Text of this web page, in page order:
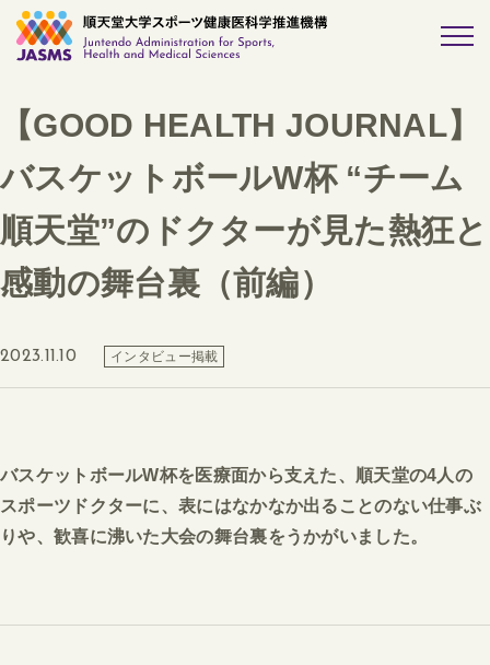
【GOOD HEALTH JOURNAL】
バスケットボールW杯 “チーム
順天堂”のドクターが見た熱狂と
感動の舞台裏（前編）
2023.11.10 インタビュー掲載
バスケットボールW杯を医療面から支えた、順天堂の4人の
スポーツドクターに、表にはなかなか出ることのない仕事ぶ
りや、歓喜に沸いた大会の舞台裏をうかがいました。